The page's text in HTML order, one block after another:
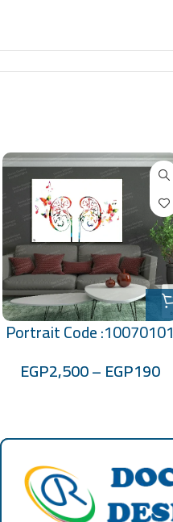
Portrait Code :10070101
EGP190
–
EGP2,500